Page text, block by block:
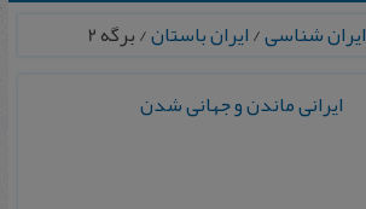
ایران شناسی/ایران باستان/ برگه 2
ایرانی ماندن و جهانی شدن